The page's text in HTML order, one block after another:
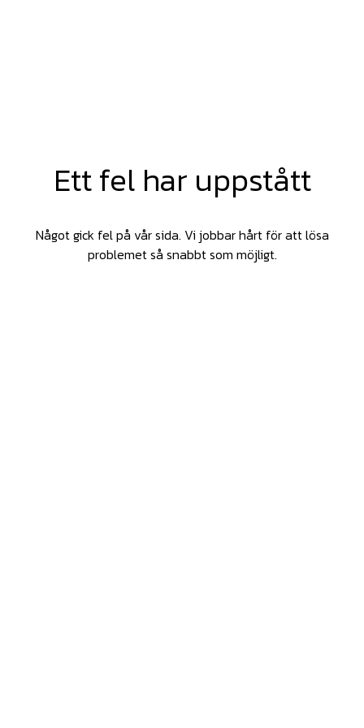
Ett fel har uppstått
Något gick fel på vår sida. Vi jobbar hårt för att lösa
problemet så snabbt som möjligt.